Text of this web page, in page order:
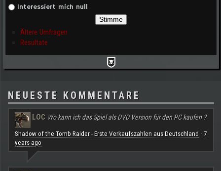
Interessiert mich null
Ältere Umfragen
Resultate
NEUESTE KOMMENTARE
LOC Wo kann ich das Spiel als DVD Version für den PC kaufen ?
Shadow of the Tomb Raider - Erste Verkaufszahlen aus Deutschland · 7
years ago